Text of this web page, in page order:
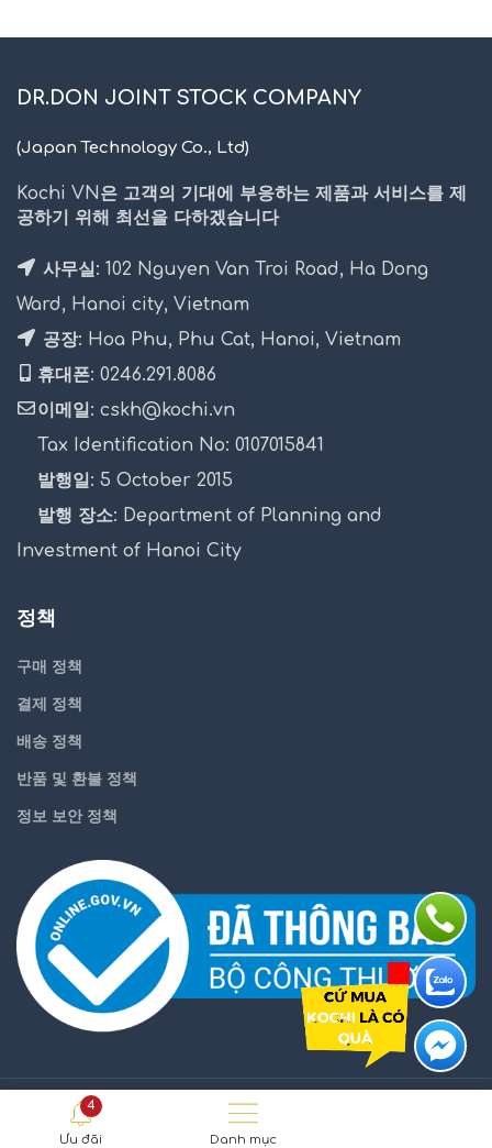
DR.DON JOINT STOCK COMPANY
(Japan Technology Co., Ltd)
Kochi VN은 고객의 기대에 부응하는 제품과 서비스를 제
공하기 위해 최선을 다하겠습니다
사무실: 102 Nguyen Van Troi Road, Ha Dong
Ward, Hanoi city, Vietnam
공장: Hoa Phu, Phu Cat, Hanoi, Vietnam
휴대폰: 0246.291.8086
이메일: cskh@kochi.vn
Tax Identification No: 0107015841
발행일: 5 October 2015
발행 장소: Department of Planning and
Investment of Hanoi City
정책
구매 정책
결제 정책
배송 정책
반품 및 환불 정책
정보 보안 정책
KOCHI.VN
4
Ưu đãi Danh mục